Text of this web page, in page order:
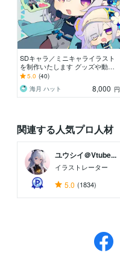
SDキャラ／ミニキャライラスト
を制作いたします グッズや動
画、アイコンやスタンプなどに
5.0 (40)
海月 ハット
8,000 円
関連する人気プロ人材
ユウシイ＠Vtube...
イラストレーター
5.0 (1834)